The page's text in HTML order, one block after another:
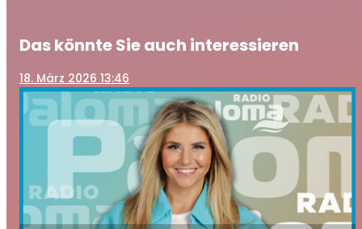
Das könnte Sie auch interessieren
18. März 2026 13:46